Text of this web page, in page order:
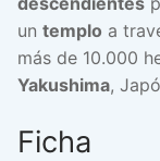
un templo a
más de 10.000
Yakushima,
Ficha